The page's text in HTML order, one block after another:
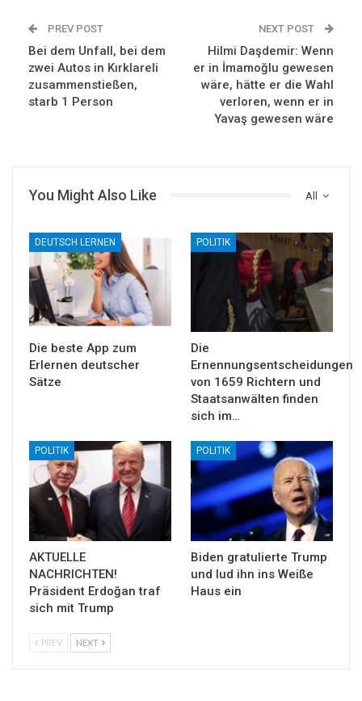
PREV POST
Bei dem Unfall, bei dem
zwei Autos in Kırklareli
zusammenstießen,
starb 1 Person
NEXT POST
Hilmi Daşdemir: Wenn
er in İmamoğlu gewesen
wäre, hätte er die Wahl
verloren, wenn er in
Yavaş gewesen wäre
All
You Might Also Like
DEUTSCH LERNEN
Die beste App zum
Erlernen deutscher
Sätze
POLITIK
Die
Ernennungsentscheidungen
von 1659 Richtern und
Staatsanwälten finden
sich im…
POLITIK
AKTUELLE
NACHRICHTEN!
Präsident Erdoğan traf
sich mit Trump
POLITIK
Biden gratulierte Trump
und lud ihn ins Weiße
Haus ein
PREV NEXT